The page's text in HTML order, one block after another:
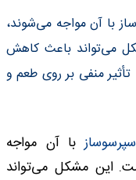
با آن مواجه می‌شوند،
می‌تواند باعث کاهش
منفی بر روی طعم و
با آن مواجه
این مشکل می‌تواند